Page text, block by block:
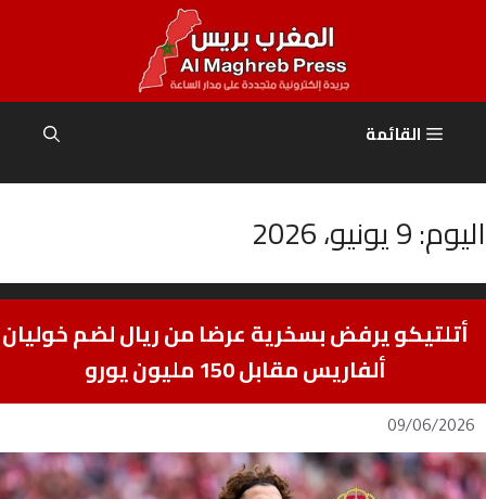
القائمة
اليوم:9 يونيو، 2026
أتلتيكو يرفض بسخرية عرضا من ريال لضم خوليان
ألفاريس مقابل 150 مليون يورو
09/06/2026